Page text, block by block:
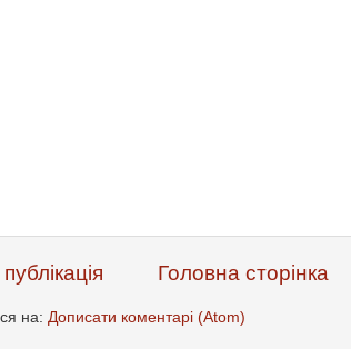
Головна сторінка
на: Дописати коментарі (Atom)